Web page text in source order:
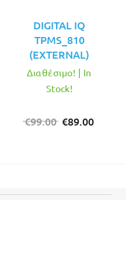
DIGITAL IQ
TPMS_810
(EXTERNAL)
€99.00 Original
€89.00
Διαθέσιμο! | In
Stock!